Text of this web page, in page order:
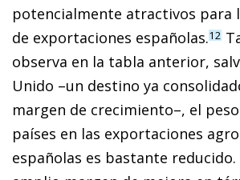
potencialmente atractivos para
de exportaciones españolas.12
observa en la tabla anterior,
Unido –un destino ya
margen de crecimiento–, el
países en las exportaciones
españolas es bastante